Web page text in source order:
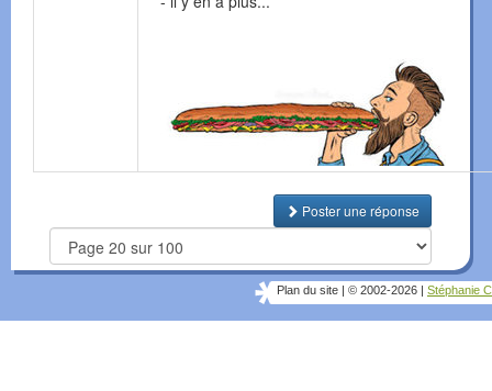
Poster une réponse
Plan du site © 2002-2026 Stéphanie C